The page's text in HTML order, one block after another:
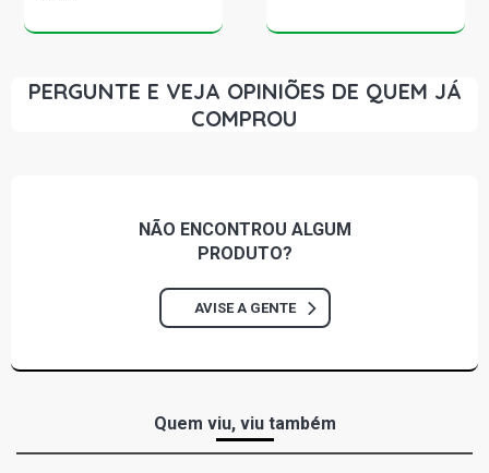
PERGUNTE E VEJA OPINIÕES DE QUEM JÁ
COMPROU
NÃO ENCONTROU ALGUM
PRODUTO?
AVISE A GENTE
Quem viu, viu também